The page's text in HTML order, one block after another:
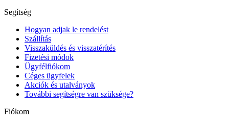
Segítség
Hogyan adjak le rendelést
Szállítás
Visszaküldés és visszatérítés
Fizetési módok
Ügyfélfiókom
Céges ügyfelek
Akciók és utalványok
További segítségre van szüksége?
Fiókom